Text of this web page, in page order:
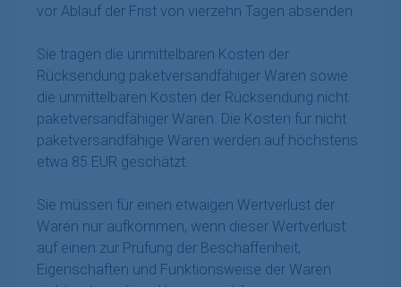
vor Ablauf der Frist von vierzehn Tagen absenden.
Sie tragen die unmittelbaren Kosten der
Rücksendung paketversandfähiger Waren sowie
die unmittelbaren Kosten der Rücksendung nicht
paketversandfähiger Waren. Die Kosten für nicht
paketversandfähige Waren werden auf höchstens
etwa 85 EUR geschätzt.
Sie müssen für einen etwaigen Wertverlust der
Waren nur aufkommen, wenn dieser Wertverlust
auf einen zur Prüfung der Beschaffenheit,
Eigenschaften und Funktionsweise der Waren